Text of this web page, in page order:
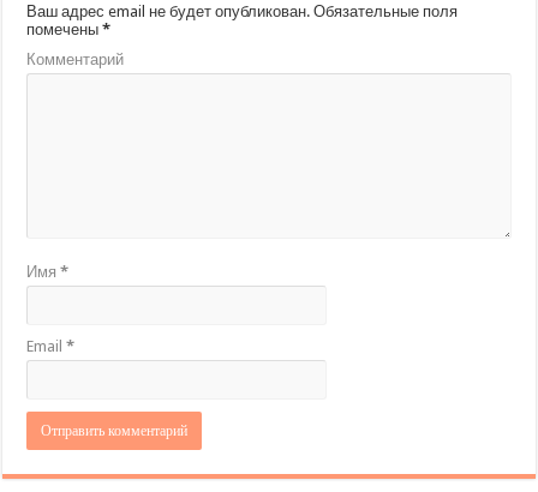
Ваш адрес email не будет опубликован. Обязательные поля
помечены*
Комментарий
Имя*
Email*